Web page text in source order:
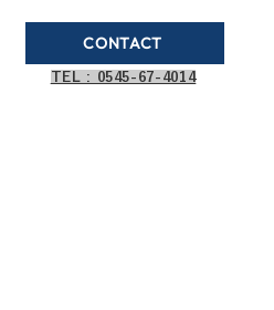
CONTACT
TEL : 0545-67-4014